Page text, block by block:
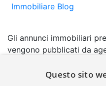
Immobiliare Blog
Gli annunci immobiliari
vengono pubblicati da
comporta l'approvazione
Questo sito